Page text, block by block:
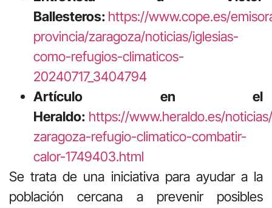
Ballesteros: https://www.cope.es/
provincia/zaragoza/noticias/iglesias-
como-refugios-climaticos-
20240717_3404794
Artículo en el
Heraldo: https://www.heraldo.es/
zaragoza-refugio-climatico-combatir-
calor-1749403.html
Se trata de una iniciativa para ayudar a la
población cercana a prevenir posibles